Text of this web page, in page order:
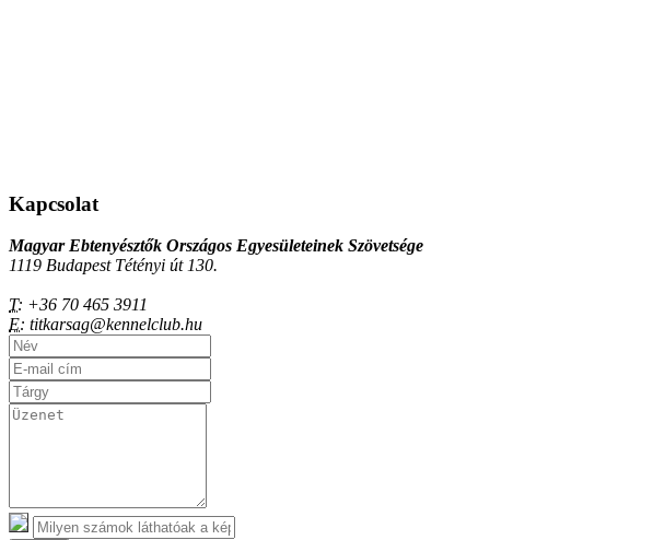
Kapcsolat
Magyar Ebtenyésztők Országos Egyesületeinek Szövetsége
1119 Budapest Tétényi út 130.
T: +36 70 465 3911
E: titkarsag@kennelclub.hu